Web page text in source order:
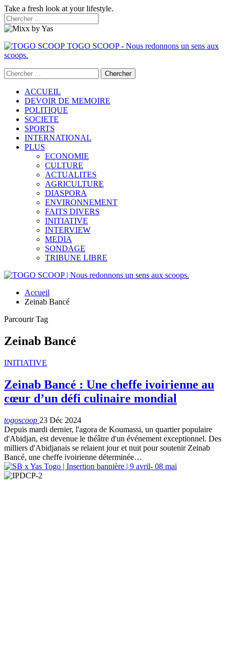
Take a fresh look at your lifestyle.
TOGO SCOOP - Nous redonnons un sens aux
scoops.
ACCUEIL
DEVOIR DE MEMOIRE
POLITIQUE
SOCIETE
SPORTS
INTERNATIONAL
PLUS
ECONOMIE
CULTURE
ACTUALITES
AGRICULTURE
DIASPORA
ENVIRONNEMENT
FAITS DIVERS
INITIATIVE
INTERVIEW
MEDIA
SONDAGE
TRIBUNE LIBRE
Accueil
Zeinab Bancé
Parcourir Tag
Zeinab Bancé
INITIATIVE
Zeinab Bancé : Une cheffe ivoirienne au
cœur d’un défi culinaire mondial
togoscoop 23 Déc 2024
Depuis mardi dernier, l'agora de Koumassi, un quartier populaire
d'Abidjan, est devenue le théâtre d'un événement exceptionnel. Des
milliers d'Abidjanais se relaient jour et nuit pour soutenir Zeinab
Bancé, une cheffe ivoirienne déterminée…